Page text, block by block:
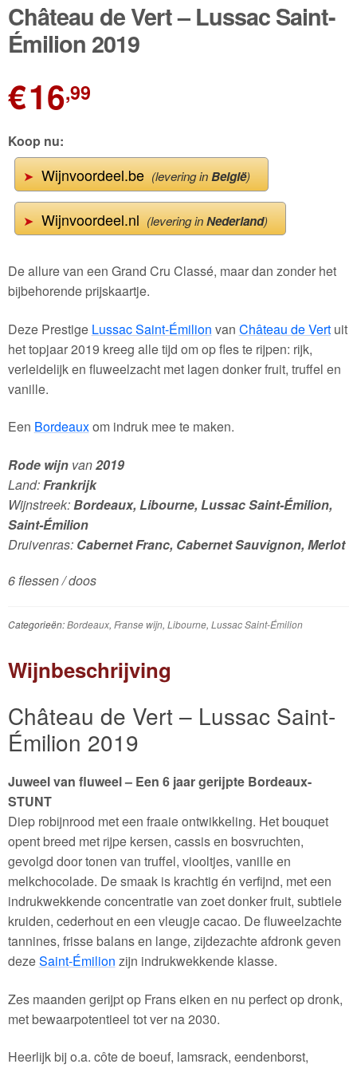
Wijnpakketten
🔍
Château de Vert – Lussac Saint-
Émilion 2019
€16,99
Koop nu:
➤Wijnvoordeel.be(levering inBelgië)
➤Wijnvoordeel.nl(levering inNederland)
De allure van een Grand Cru Classé, maar dan zonder het
bijbehorende prijskaartje.
Deze Prestige Lussac Saint-Émilion van Château de Vertuit
het topjaar 2019 kreeg alle tijd om op fles te rijpen: rijk,
verleidelijk en fluweelzacht met lagen donker fruit, truffel en
vanille.
Een Bordeauxom indruk mee te maken.
Rode wijnvan2019
Land:Frankrijk
Wijnstreek:Bordeaux, Libourne, Lussac Saint-Émilion,
Saint-Émilion
Druivenras: Cabernet Franc, Cabernet Sauvignon, Merlot
6 flessen / doos
Categorieën:Bordeaux, Franse wijn, Libourne, Lussac Saint-Émilion
Wijnbeschrijving
Château de Vert – Lussac Saint-
Émilion 2019
Juweel van fluweel – Een 6 jaar gerijpte Bordeaux-
STUNT
Diep robijnrood met een fraaie ontwikkeling. Het bouquet
opent breed met rijpe kersen, cassis en bosvruchten,
gevolgd door tonen van truffel, viooltjes, vanille en
melkchocolade. De smaak is krachtig én verfijnd, met een
indrukwekkende concentratie van zoet donker fruit, subtiele
kruiden, cederhout en een vleugje cacao. De fluweelzachte
tannines, frisse balans en lange, zijdezachte afdronk geven
dezeSaint-Émilion zijn indrukwekkende klasse.
Zes maanden gerijpt op Frans eiken en nu perfect op dronk,
met bewaarpotentieel tot ver na 2030.
Heerlijk bij o.a. côte de boeuf, lamsrack, eendenborst,